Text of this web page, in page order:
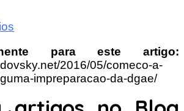
para este artigo:
2016/05/comeco-a-
impreparacao-da-dgae/